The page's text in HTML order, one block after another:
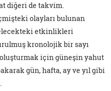
diğeri de takvim.
olayları bulunan
etkinlikleri
kronolojik bir sayı
için güneşin yahut
gün, hafta, ay ve yıl gibi